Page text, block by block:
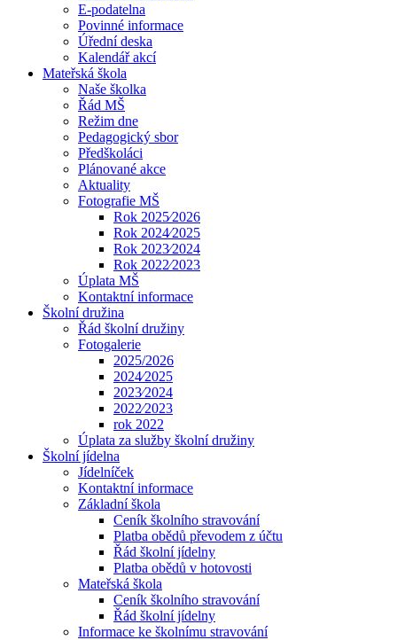
E-podatelna
Povinné informace
Úřední deska
Kalendář akcí
Mateřská škola
Naše školka
Řád MŠ
Režim dne
Pedagogický sbor
Předškoláci
Plánované akce
Aktuality
Fotografie MŠ
Rok 2025⁄2026
Rok 2024⁄2025
Rok 2023⁄2024
Rok 2022⁄2023
Úplata MŠ
Kontaktní informace
Školní družina
Řád školní družiny
Fotogalerie
2025/2026
2024⁄2025
2023⁄2024
2022⁄2023
rok 2022
Úplata za služby školní družiny
Školní jídelna
Jídelníček
Kontaktní informace
Základní škola
Ceník školního stravování
Platba obědů převodem z účtu
Řád školní jídelny
Platba obědů v hotovosti
Mateřská škola
Ceník školního stravování
Řád školní jídelny
Informace ke školnímu stravování